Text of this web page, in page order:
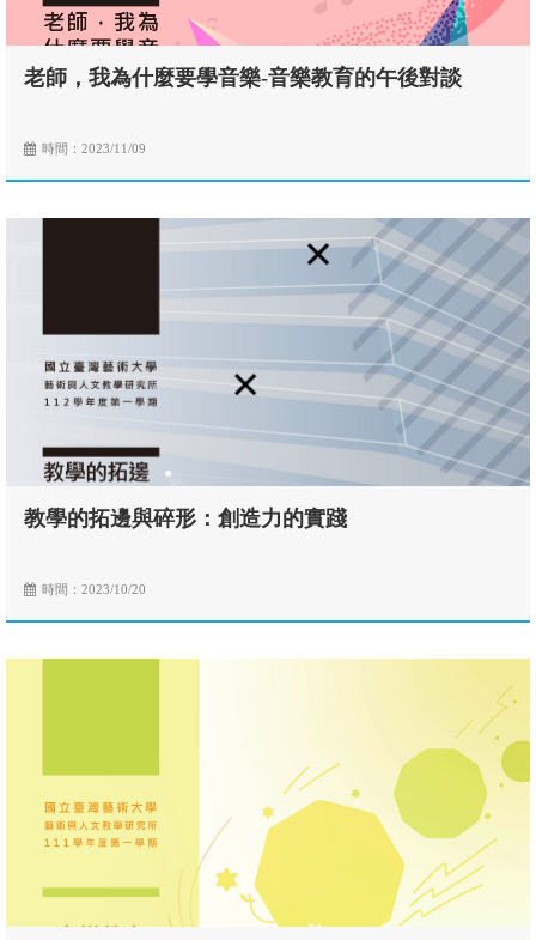
老師，我為什麼要學音樂-音樂教育的午後對談
時間：2023/11/09
教學的拓邊與碎形：創造力的實踐
時間：2023/10/20